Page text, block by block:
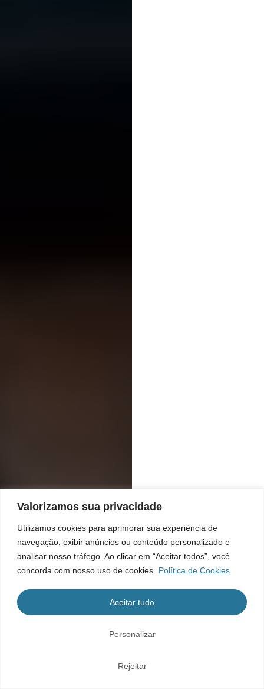
Valorizamos sua privacidade
Utilizamos cookies para aprimorar sua experiência de
navegação, exibir anúncios ou conteúdo personalizado e
analisar nosso tráfego. Ao clicar em “Aceitar todos”, você
concorda com nosso uso de cookies.
Política de Cookies
Personalizar
Rejeitar
Aceitar tudo